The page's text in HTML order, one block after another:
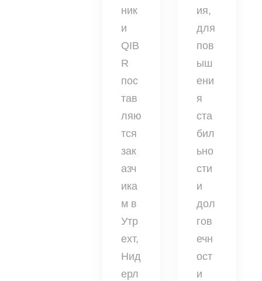
ник
и
QIB
R
пос
тав
ляю
тся
зак
азч
ика
м в
Утр
ехт,
Нид
ерл
ия,
для
пов
ыш
ени
я
ста
бил
ьно
сти
и
дол
гов
ечн
ост
и